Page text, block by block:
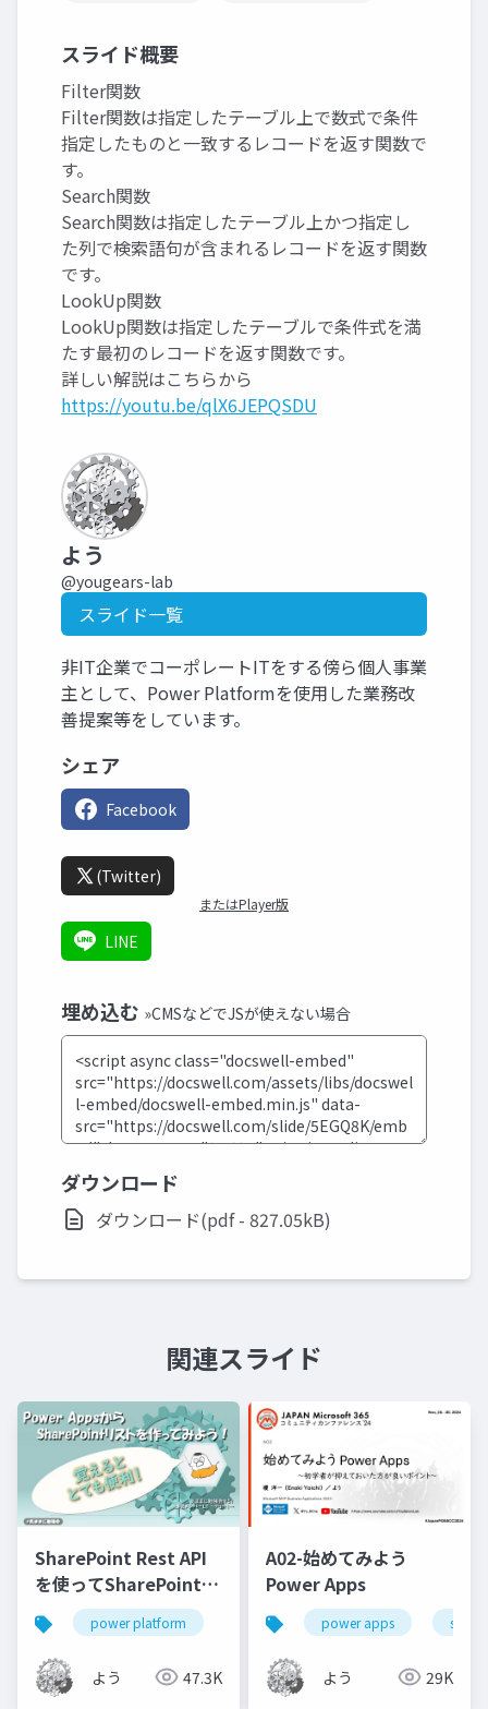
スライド概要
Filter関数
Filter関数は指定したテーブル上で数式で条件
指定したものと一致するレコードを返す関数で
す。
Search関数
Search関数は指定したテーブル上かつ指定し
た列で検索語句が含まれるレコードを返す関数
です。
LookUp関数
LookUp関数は指定したテーブルで条件式を満
たす最初のレコードを返す関数です。
詳しい解説はこちらから
https://youtu.be/qlX6JEPQSDU
よう
@yougears-lab
スライド一覧
非IT企業でコーポレートITをする傍ら個人事業
主として、Power Platformを使用した業務改
善提案等をしています。
シェア
Facebook
(Twitter)
またはPlayer版
LINE
埋め込む »CMSなどでJSが使えない場合
ダウンロード
ダウンロード(pdf - 827.05kB)
関連スライド
SharePoint Rest API
を使ってSharePointリ
ストを作成してみよう
power platform power automate sharepoint
よう 47.3K
A02-始めてみよう
Power Apps
power apps
よう 29K